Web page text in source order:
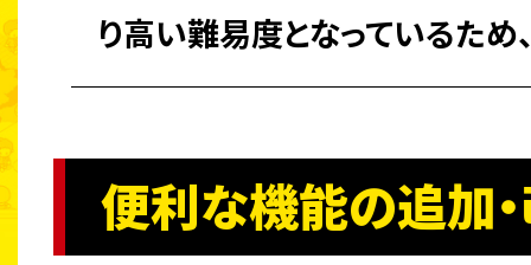
り高い難易度となっているため
便利な機能の追加